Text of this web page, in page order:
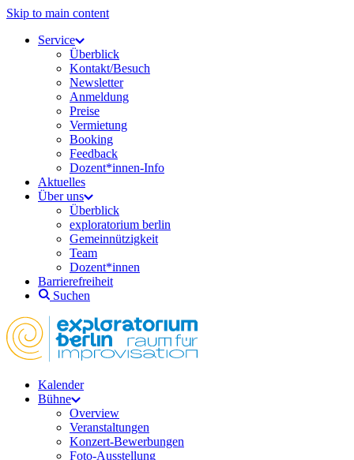
Skip to main content
Service
Überblick
Kontakt/Besuch
Newsletter
Anmeldung
Preise
Vermietung
Booking
Feedback
Dozent*innen-Info
Aktuelles
Über uns
Überblick
exploratorium berlin
Gemeinnützigkeit
Team
Dozent*innen
Barrierefreiheit
Suchen
Kalender
Bühne
Overview
Veranstaltungen
Konzert-Bewerbungen
Foto-Ausstellung